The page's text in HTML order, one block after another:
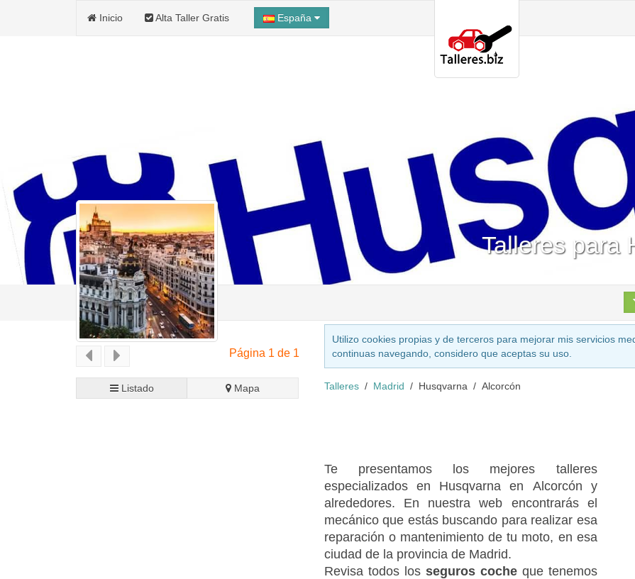
Inicio Alta Taller Gratis España
Talleres para
Página 1 de 1
Listado Mapa
Utilizo cookies propias y de terceros para mejorar mis servicios
continuas navegando, considero que aceptas su uso.
Talleres Madrid Husqvarna Alcorcón
Te presentamos los mejores talleres
especializados en Husqvarna en Alcorcón y
alrededores. En nuestra web encontrarás el
mecánico que estás buscando para realizar esa
reparación o mantenimiento de tu moto, en esa
ciudad de la provincia de Madrid.
Revisa todos los seguros cocheque tenemos